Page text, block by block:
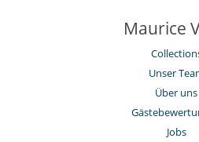
Maurice
Unser
Über uns
Jobs